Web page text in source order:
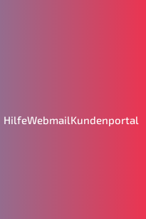
HilfeWebmailKundenportal